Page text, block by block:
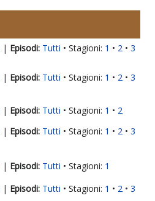
| Tutti Stagioni: 1 2
3
| Tutti Stagioni: 1 2
3
| Tutti Stagioni: 1
2
| Tutti Stagioni: 1 2
3
| Tutti Stagioni: 1
| Tutti Stagioni: 1 2
3